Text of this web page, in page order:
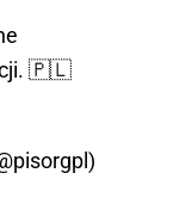
🇵🇱